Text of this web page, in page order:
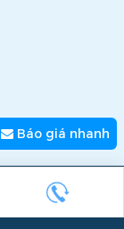
nâng tầm giá trị
Báo giá nhanh